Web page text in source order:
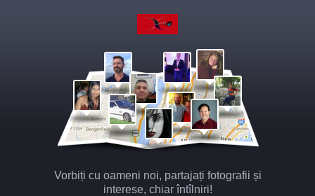
Vorbiți cu oameni noi, partajați fotografii și
interese, chiar întîlniri!